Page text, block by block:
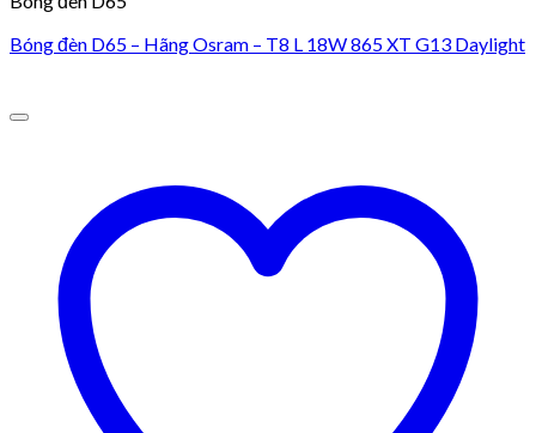
Bóng đèn D65 – Hãng Osram – T8 L 18W 865 XT G13 Daylight